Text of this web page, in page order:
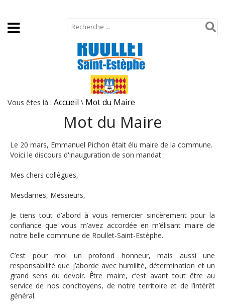
Vous êtes là : Accueil \ Mot du Maire
Mot du Maire
Le 20 mars, Emmanuel Pichon était élu maire de la commune.
Voici le discours d'inauguration de son mandat :
Mes chers collègues,
Mesdames, Messieurs,
Je tiens tout d’abord à vous remercier sincèrement pour la
confiance que vous m’avez accordée en m’élisant maire de
notre belle commune de Roullet-Saint-Estèphe.
C’est pour moi un profond honneur, mais aussi une
responsabilité que j’aborde avec humilité, détermination et un
grand sens du devoir. Être maire, c’est avant tout être au
service de nos concitoyens, de notre territoire et de l’intérêt
général.